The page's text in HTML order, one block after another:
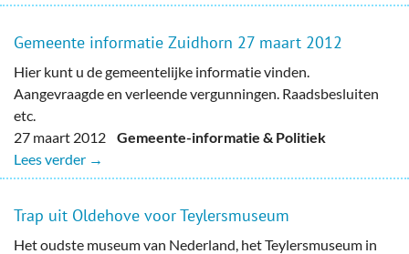
Gemeente informatie Zuidhorn 27 maart 2012
Hier kunt u de gemeentelijke informatie vinden.
Aangevraagde en verleende vergunningen. Raadsbesluiten
etc.
27 maart 2012 Gemeente-informatie & Politiek
Lees verder →
Trap uit Oldehove voor Teylersmuseum
Het oudste museum van Nederland, het Teylersmuseum in